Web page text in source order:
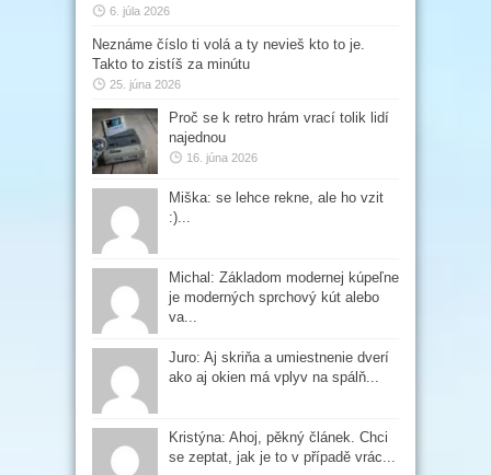
6. júla 2026
Neznáme číslo ti volá a ty nevieš kto to je.
Takto to zistíš za minútu
25. júna 2026
Proč se k retro hrám vrací tolik lidí
najednou
16. júna 2026
Miška: se lehce rekne, ale ho vzit
:)...
Michal: Základom modernej kúpeľne
je moderných sprchový kút alebo
va...
Juro: Aj skriňa a umiestnenie dverí
ako aj okien má vplyv na spálň...
Kristýna: Ahoj, pěkný článek. Chci
se zeptat, jak je to v případě vrác...